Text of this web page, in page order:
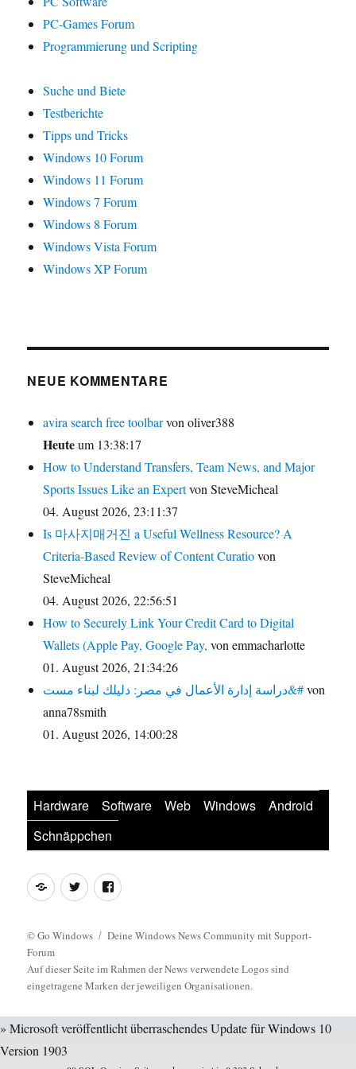
PC-Games Forum
Programmierung und Scripting
Suche und Biete
Testberichte
Tipps und Tricks
Windows 10 Forum
Windows 11 Forum
Windows 7 Forum
Windows 8 Forum
Windows Vista Forum
Windows XP Forum
NEUE KOMMENTARE
avira search free toolbarvon oliver388
Heuteum 13:38:17
How to Understand Transfers, Team News, and Major
Sports Issues Like an Expertvon SteveMicheal
04. August 2026, 23:11:37
Is 마사지매거진 a Useful Wellness Resource? A
Criteria-Based Review of Content Curatiovon
SteveMicheal
04. August 2026, 22:56:51
How to Securely Link Your Credit Card to Digital
Wallets (Apple Pay, Google Pay, von emmacharlotte
01. August 2026, 21:34:26
دراسة إدارة الأعمال في مصر: دليلك لبناء مست&#von
anna78smith
01. August 2026, 14:00:28
Hardware Software Web Windows
Android
Schnäppchen
Feed TwitterFacebook
©Go Windows
Deine Windows News Community mit Support-
Forum
Auf dieser Seite im Rahmen der News verwendete Logos sind
eingetragene Marken der jeweiligen Organisationen.
» Microsoft veröffentlicht überraschendes Update für Windows 10
Version 1903